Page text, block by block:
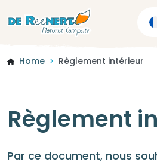
Home > Règlement intérieur
Règlement
Par ce document, nous